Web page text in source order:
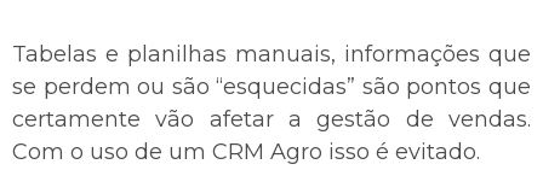
Tabelas e planilhas manuais, informações que
se perdem ou são “esquecidas” são pontos que
certamente vão afetar a gestão de vendas.
Com o uso de um CRM Agro isso é evitado.